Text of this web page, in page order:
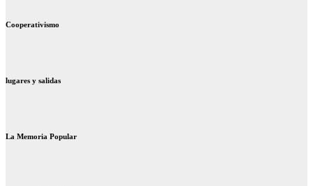
Cooperativismo
lugares y salidas
La Memoria Popular